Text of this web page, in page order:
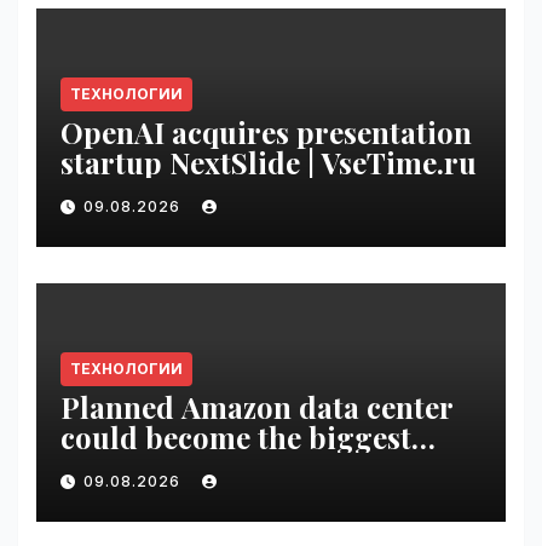
ТЕХНОЛОГИИ
OpenAI acquires presentation
startup NextSlide | VseTime.ru
09.08.2026
ТЕХНОЛОГИИ
Planned Amazon data center
could become the biggest
climate polluter in the U.S. |
VseTime.ru
09.08.2026